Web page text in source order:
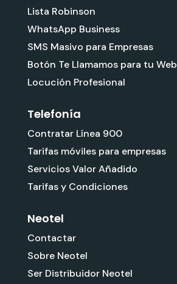
Lista Robinson
WhatsApp Business
SMS Masivo para Empresas
Botón Te Llamamos para tu Web
Locución Profesional
Telefonía
Contratar Línea 900
Tarifas móviles para empresas
Servicios Valor Añadido
Tarifas y Condiciones
Neotel
Contactar
Sobre Neotel
Ser Distribuidor Neotel